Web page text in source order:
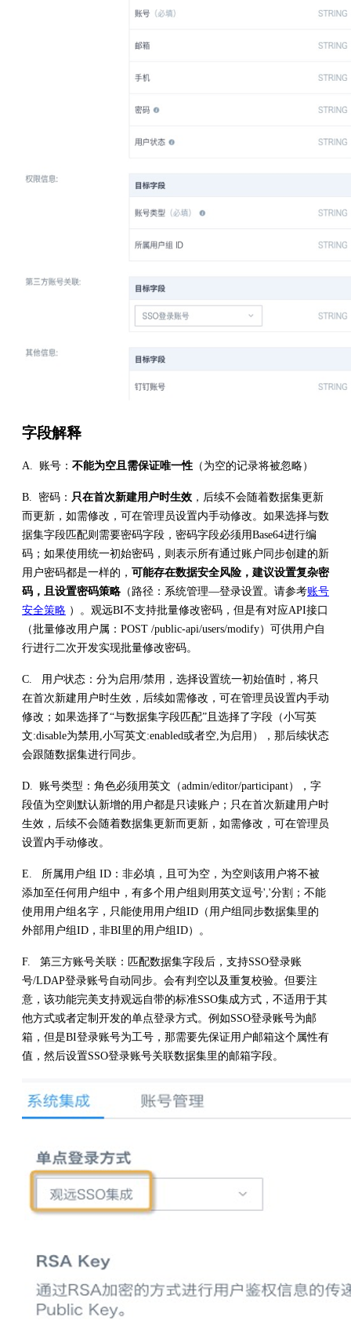
字段解释
A. 账号： 不能为空且需保证唯一性 （为空的记录将被忽略）
B. 密码： 只在首次新建用户时生效 ，后续不会随着数据集更新
而更新，如需修改，可在管理员设置内手动修改。如果选择与数
据集字段匹配则需要密码字段，密码字段必须用Base64进行编
码；如果使用统一初始密码，则表示所有通过账户同步创建的新
用户密码都是一样的， 可能存在数据安全风险，建议设置复杂密
码，且设置密码策略 （路径：系统管理—登录设置。请参考账号
安全策略 ）。观远BI不支持批量修改密码，但是有对应API接口
（批量修改用户属：POST /public-api/users/modify）可供用户自
行进行二次开发实现批量修改密码。
C. 用户状态：分为启用/禁用，选择设置统一初始值时，将只
在首次新建用户时生效，后续如需修改，可在管理员设置内手动
修改；如果选择了“与数据集字段匹配”且选择了字段（小写英
文:disable为禁用,小写英文:enabled或者空,为启用），那后续状态
会跟随数据集进行同步。
D. 账号类型：角色必须用英文（admin/editor/participant），字
段值为空则默认新增的用户都是只读账户；只在首次新建用户时
生效，后续不会随着数据集更新而更新，如需修改，可在管理员
设置内手动修改。
E. 所属用户组 ID：非必填，且可为空，为空则该用户将不被
添加至任何用户组中，有多个用户组则用英文逗号','分割；不能
使用用户组名字，只能使用用户组ID（用户组同步数据集里的
外部用户组ID，非BI里的用户组ID）。
F. 第三方账号关联：匹配数据集字段后，支持SSO登录账
号/LDAP登录账号自动同步。会有判空以及重复校验。但要注
意，该功能完美支持观远自带的标准SSO集成方式，不适用于其
他方式或者定制开发的单点登录方式。例如SSO登录账号为邮
箱，但是BI登录账号为工号，那需要先保证用户邮箱这个属性有
值，然后设置SSO登录账号关联数据集里的邮箱字段。